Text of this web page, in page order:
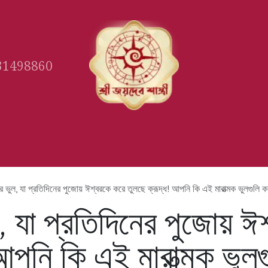
ভুল, যা প্রতিদিনের পুজোয় ঈশ্বরকে করে তুলছে ক্রূদ্ধ! আপনি কি এই মারাত্মক ভুলগুলি
প্রতিদিনের পুজোয়
কি এই মারাত্মক